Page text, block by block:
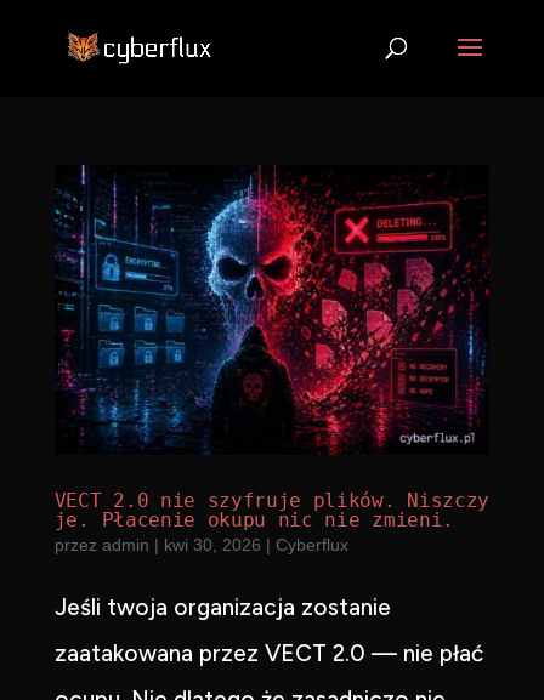
VECT 2.0 nie szyfruje plików. Niszczy
je. Płacenie okupu nic nie zmieni.
przez admin | kwi 30, 2026 | Cyberflux
Jeśli twoja organizacja zostanie
zaatakowana przez VECT 2.0 — nie płać